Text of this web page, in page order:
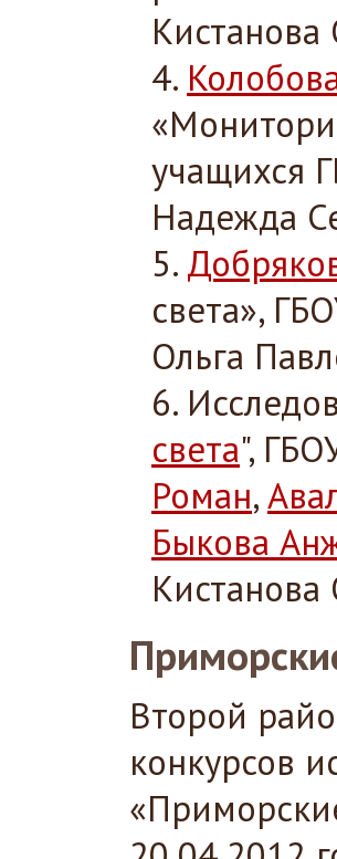
Кистанова
учащихся
Надежда
света»,
Ольга
света",
Роман,
Быкова
Кистанова
Второй
конкурсов